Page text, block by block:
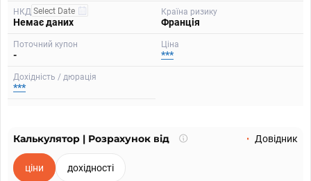
НКД
Немає даних
Країна ризику
Франція
Поточний купон
-
Ціна
***
Дохідність / дюрація
***
Калькулятор | Розрахунок від
Що
Довідник
ціни дохідності